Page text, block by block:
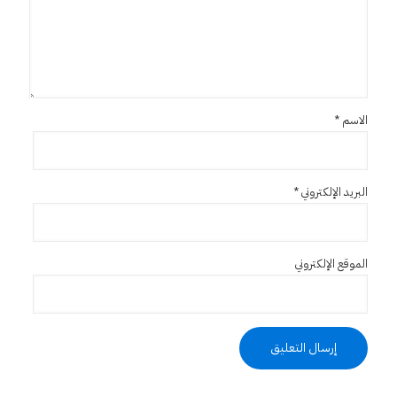
الاسم *
البريد الإلكتروني*
الموقع الإلكتروني